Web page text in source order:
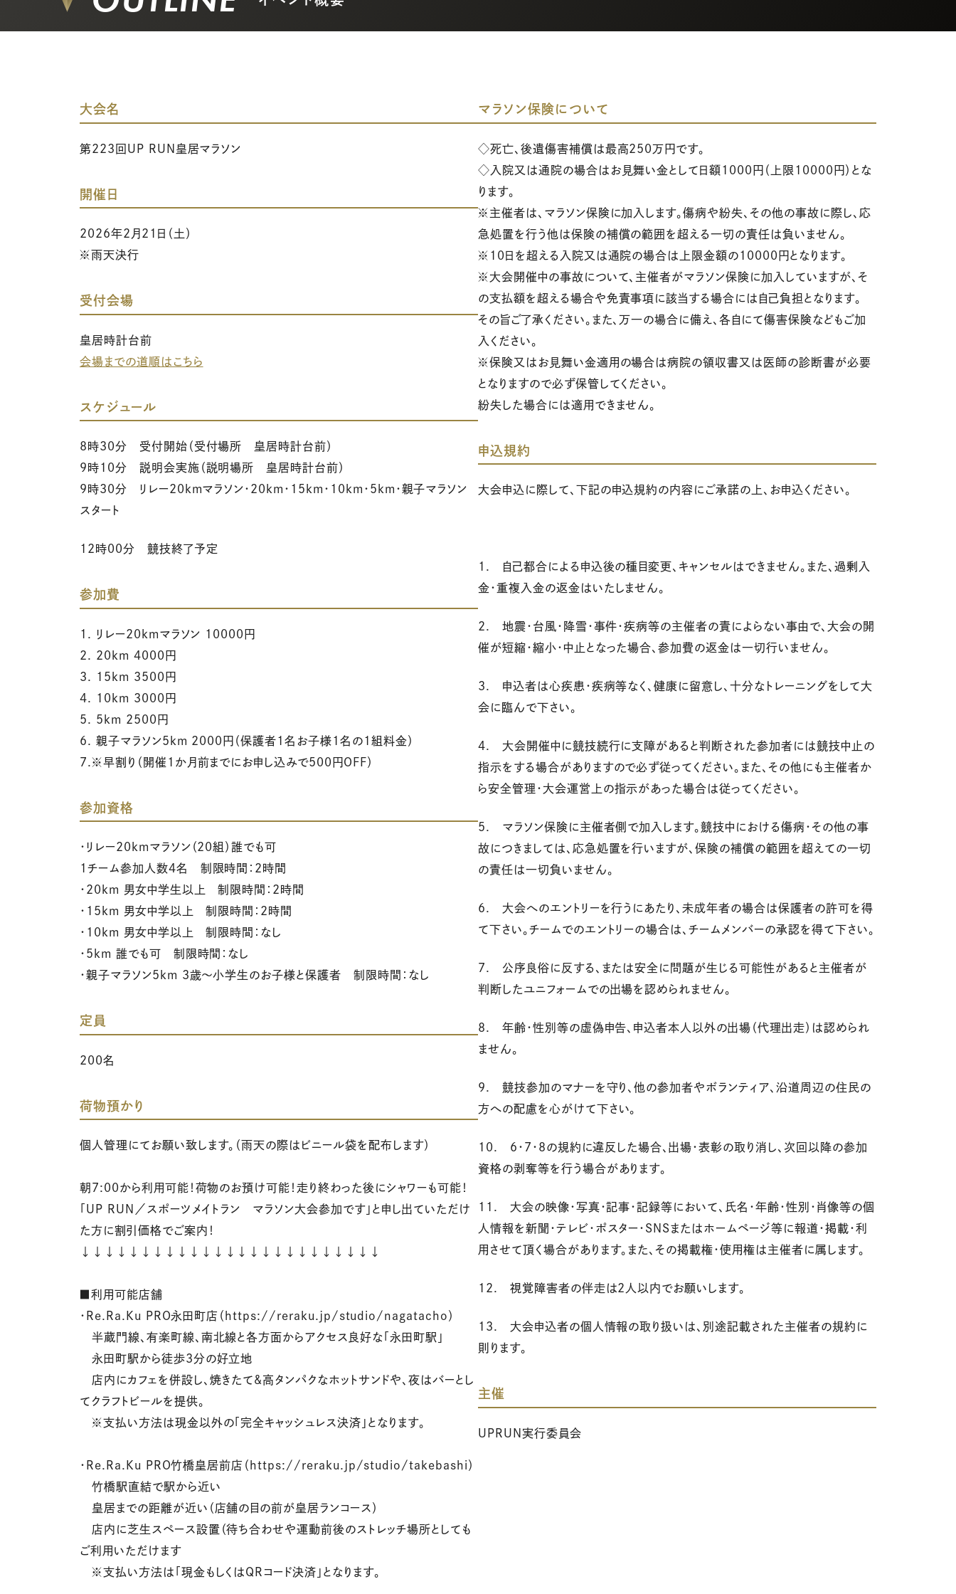
大会名
第223回UP RUN皇居マラソン
開催日
2026年2月21日（土）
※雨天決行
受付会場
皇居時計台前
会場までの道順はこちら
スケジュール
8時30分 受付開始（受付場所 皇居時計台前）
9時10分 説明会実施（説明場所 皇居時計台前）
9時30分 リレー20kmマラソン・20km・15km・10km・5km・親子マラソン
スタート
12時00分 競技終了予定
参加費
1. リレー20kmマラソン 10000円
2. 20km 4000円
3. 15km 3500円
4. 10km 3000円
5. 5km 2500円
6. 親子マラソン5km 2000円（保護者1名お子様1名の1組料金）
7.※早割り（開催1か月前までにお申し込みで500円OFF）
参加資格
・リレー20kmマラソン（20組）誰でも可
1チーム参加人数4名 制限時間：2時間
・20km 男女中学生以上 制限時間：2時間
・15km 男女中学以上 制限時間：2時間
・10km 男女中学以上 制限時間：なし
・5km 誰でも可 制限時間：なし
・親子マラソン5km 3歳～小学生のお子様と保護者 制限時間：なし
定員
200名
荷物預かり
個人管理にてお願い致します。（雨天の際はビニール袋を配布します）
朝7:00から利用可能！荷物のお預け可能！走り終わった後にシャワーも可能！
「UP RUN／スポーツメイトラン マラソン大会参加です」と申し出ていただけ
た方に割引価格でご案内！
↓↓↓↓↓↓↓↓↓↓↓↓↓↓↓↓↓↓↓↓↓↓↓↓↓
■利用可能店舗
・Re.Ra.Ku PRO永田町店（https://reraku.jp/studio/nagatacho）
半蔵門線、有楽町線、南北線と各方面からアクセス良好な「永田町駅」
永田町駅から徒歩3分の好立地
店内にカフェを併設し、焼きたて&高タンパクなホットサンドや、夜はバーとし
てクラフトビールを提供。
※支払い方法は現金以外の「完全キャッシュレス決済」となります。
・Re.Ra.Ku PRO竹橋皇居前店（https://reraku.jp/studio/takebashi）
竹橋駅直結で駅から近い
皇居までの距離が近い（店舗の目の前が皇居ランコース）
店内に芝生スペース設置（待ち合わせや運動前後のストレッチ場所としても
ご利用いただけます
※支払い方法は「現金もしくはQRコード決済」となります。
マラソン保険について
◇死亡、後遺傷害補償は最高250万円です。
◇入院又は通院の場合はお見舞い金として日額1000円（上限10000円）とな
ります。
※主催者は、マラソン保険に加入します。傷病や紛失、その他の事故に際し、応
急処置を行う他は保険の補償の範囲を超える一切の責任は負いません。
※10日を超える入院又は通院の場合は上限金額の10000円となります。
※大会開催中の事故について、主催者がマラソン保険に加入していますが、そ
の支払額を超える場合や免責事項に該当する場合には自己負担となります。
その旨ご了承ください。また、万一の場合に備え、各自にて傷害保険などもご加
入ください。
※保険又はお見舞い金適用の場合は病院の領収書又は医師の診断書が必要
となりますので必ず保管してください。
紛失した場合には適用できません。
申込規約
大会申込に際して、下記の申込規約の内容にご承諾の上、お申込ください。
1. 自己都合による申込後の種目変更、キャンセルはできません。また、過剰入
金・重複入金の返金はいたしません。
2. 地震・台風・降雪・事件・疾病等の主催者の責によらない事由で、大会の開
催が短縮・縮小・中止となった場合、参加費の返金は一切行いません。
3. 申込者は心疾患・疾病等なく、健康に留意し、十分なトレーニングをして大
会に臨んで下さい。
4. 大会開催中に競技続行に支障があると判断された参加者には競技中止の
指示をする場合がありますので必ず従ってください。また、その他にも主催者か
ら安全管理・大会運営上の指示があった場合は従ってください。
5. マラソン保険に主催者側で加入します。競技中における傷病・その他の事
故につきましては、応急処置を行いますが、保険の補償の範囲を超えての一切
の責任は一切負いません。
6. 大会へのエントリーを行うにあたり、未成年者の場合は保護者の許可を得
て下さい。チームでのエントリーの場合は、チームメンバーの承認を得て下さい。
7. 公序良俗に反する、または安全に問題が生じる可能性があると主催者が
判断したユニフォームでの出場を認められません。
8. 年齢・性別等の虚偽申告、申込者本人以外の出場（代理出走）は認められ
ません。
9. 競技参加のマナーを守り、他の参加者やボランティア、沿道周辺の住民の
方への配慮を心がけて下さい。
10. 6・7・8の規約に違反した場合、出場・表彰の取り消し、次回以降の参加
資格の剥奪等を行う場合があります。
11. 大会の映像・写真・記事・記録等において、氏名・年齢・性別・肖像等の個
人情報を新聞・テレビ・ポスター・SNSまたはホームページ等に報道・掲載・利
用させて頂く場合があります。また、その掲載権・使用権は主催者に属します。
12. 視覚障害者の伴走は2人以内でお願いします。
13. 大会申込者の個人情報の取り扱いは、別途記載された主催者の規約に
則ります。
主催
UPRUN実行委員会